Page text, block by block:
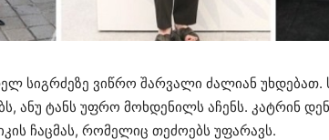
სიგრძეზე ვიწრო შარვალი ძალიან უხდებათ.
ანუ ტანს უფრო მოხდენილს აჩენს. კატრინ
ჩაცმას, რომელიც თეძოებს უფარავს.